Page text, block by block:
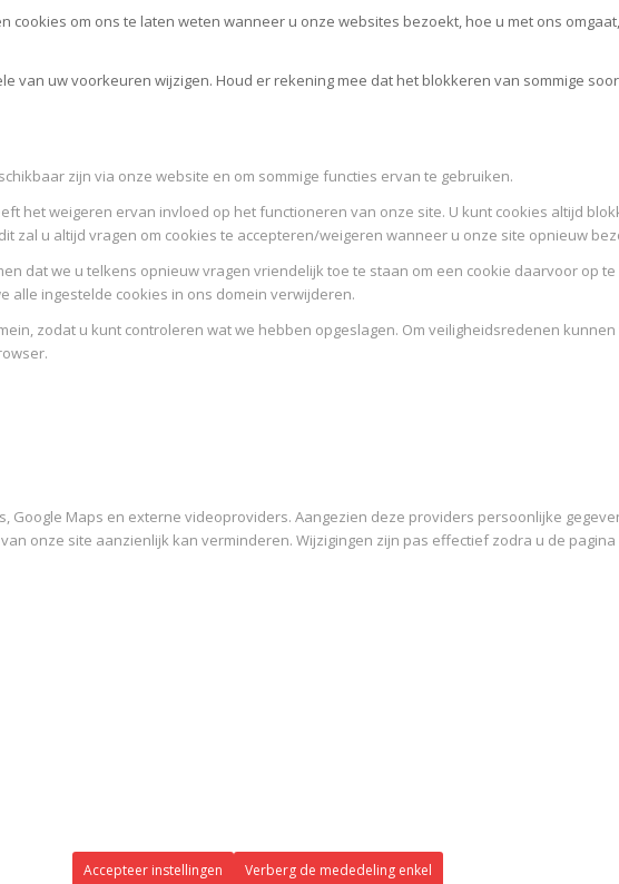
om ons te laten weten wanneer u onze websites bezoekt, hoe u met ons
van uw voorkeuren wijzigen. Houd er rekening mee dat het blokkeren van sommige
zijn via onze website en om sommige functies ervan te gebruiken.
het weigeren ervan invloed op het functioneren van onze site. U kunt cookies altijd
zal u altijd vragen om cookies te accepteren/weigeren wanneer u onze site opnieuw
dat we u telkens opnieuw vragen vriendelijk toe te staan om een cookie daarvoor op
alle ingestelde cookies in ons domein verwijderen.
zodat u kunt controleren wat we hebben opgeslagen. Om veiligheidsredenen
Maps en externe videoproviders. Aangezien deze providers persoonlijke
onze site aanzienlijk kan verminderen. Wijzigingen zijn pas effectief zodra u de
Accepteer instellingen Verberg de mededeling enkel